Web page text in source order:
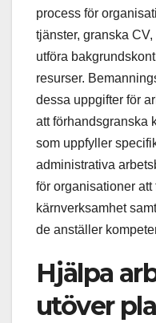
process för
tjänster, granska
utföra
resurser.
dessa uppgifter för
att förhandsgranska
som uppfyller
administrativa
för organisationer att
kärnverksamhet
de anställer
Hjälpa
utöver